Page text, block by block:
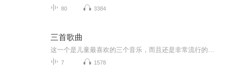
80 3384
三首歌曲
7 1578